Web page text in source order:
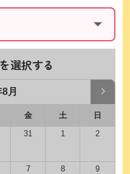
選択する
月
金 土
日
31 1 2
7 8 9